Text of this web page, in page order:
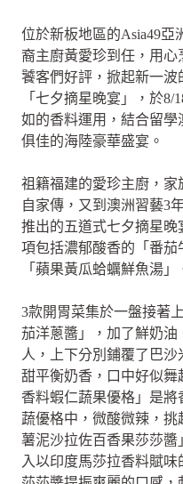
位於新板地區的Asia49亞
裔主廚黃愛珍到任，用
饕客們好評，掀起新一
「七夕摘星晚宴」，於8/
如的香料運用，結合留
俱佳的海陸豪華盛宴。
祖籍福建的愛珍主廚，
自家傳，又到澳洲習藝3
推出的五道式七夕摘星
項包括濃郁酸香的「番
「蘋果黃瓜蛤蠣鮮魚湯」
3款開胃菜集於一盤接著
茄洋蔥醬」，加了鮮奶
人，上下分別鋪覆了巴
甜平衡奶香，口中好似
香料蝦仁蔬果優格」是
蔬優格中，微酸微辣，挑
薯泥沙拉佐百香果莎莎
入以印度馬莎拉香料賦